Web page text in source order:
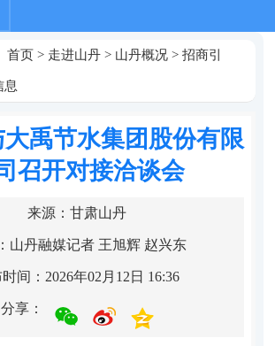
首页> 走进山丹> 山丹概况> 招商引
息
禹节水集团股份有限
召开对接洽谈会
来源：甘肃山丹
山丹融媒记者 王旭辉 赵兴东
间：2026年02月12日 16:36
分享：